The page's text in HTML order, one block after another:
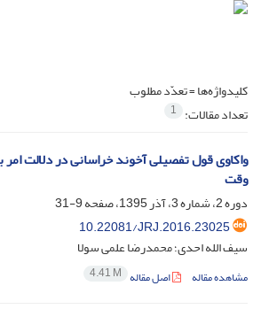
کلیدواژه‌ها =تعدّد مطلوب
تعداد مقالات: 1
واکاوی قول تفصیلی آخوند خراسانی در دلالت
وقت
دوره 2، شماره 3، آذر 1395، صفحه
9-31
10.22081/JRJ.2016.23025
سیف الله احدی؛ محمدرضا علمی سولا
مشاهده مقاله اصل مقاله 4.41 M